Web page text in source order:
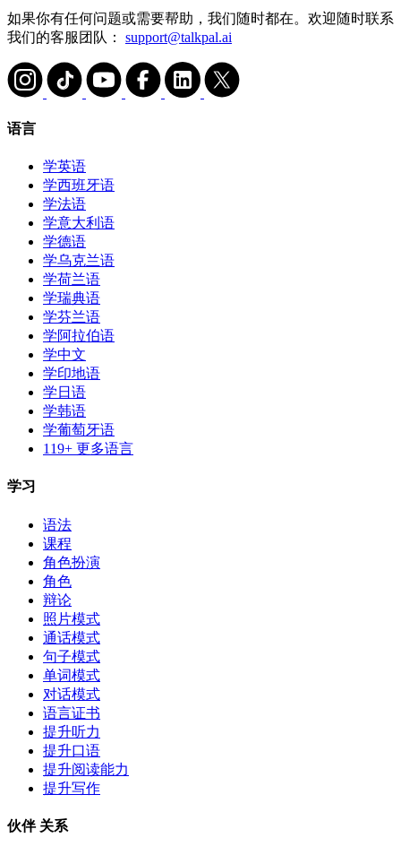
如果你有任何问题或需要帮助，我们随时都在。欢迎随时联系
我们的客服团队： support@talkpal.ai
语言
学英语
学西班牙语
学法语
学意大利语
学德语
学乌克兰语
学荷兰语
学瑞典语
学芬兰语
学阿拉伯语
学中文
学印地语
学日语
学韩语
学葡萄牙语
119+ 更多语言
学习
语法
课程
角色扮演
角色
辩论
照片模式
通话模式
句子模式
单词模式
对话模式
语言证书
提升听力
提升口语
提升阅读能力
提升写作
伙伴 关系